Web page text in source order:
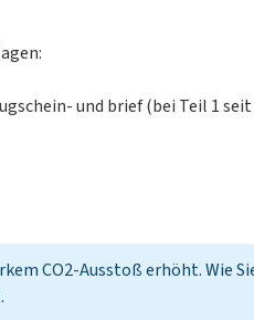
und brief (bei Teil 1
CO2-Ausstoß erhöht. Wie
.